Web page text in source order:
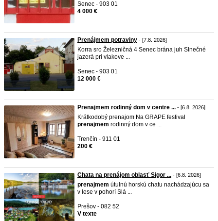
Senec - 903 01
4 000 €
Prenájmem potraviny - [7.8. 2026]
Korra sro Železničná 4 Senec brána juh Slnečné
jazerá pri vlakove ...
Senec - 903 01
12 000 €
Prenajmem rodinný dom v centre ... - [6.8. 2026]
Krátkodobý prenajom Na GRAPE festival
prenajmem rodinný dom v ce ...
Trenčín - 911 01
200 €
Chata na prenájom oblasť Sigor ... - [6.8. 2026]
prenajmem útulnú horskú chatu nachádzajúcu sa
v lese v pohorí Slá ...
Prešov - 082 52
V texte